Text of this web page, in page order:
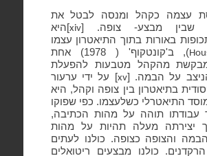
עצמה כקהל ומנסה לבטל את
שבין מבצע- צופה. [xiv]היא
באורות בתוך התיאטרון עצמו
), ב'קונטקוף' ( 1978) אחת
מבקשת מהקהל מטבעות להפעלת
על הבמה. [xv] על ידי ערעור
בתיאטרון בין צופה וקהל, היא
התיאטרלי כשלעצמו. כפי שפוקו
עבודתו תוהה על מהות הכתיבה,
יצירתה מעלה תהיות על מהות
והצופה כצופה. כולנו לעתים
כולנו מבצעים ריטואלים